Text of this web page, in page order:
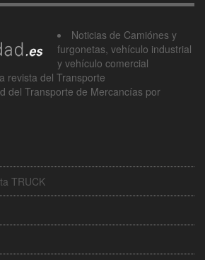
Noticias de Camiónes y
furgonetas, vehículo industrial
y vehículo comercial
revista del Transporte
del Transporte de Mercancías por
TRUCK